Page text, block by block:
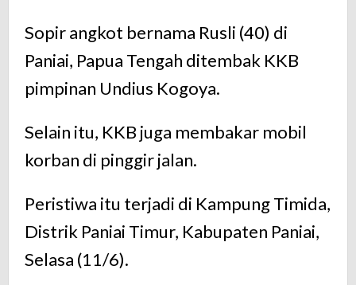
Sopir angkot bernama Rusli (40) di
Paniai, Papua Tengah ditembak KKB
pimpinan Undius Kogoya.
Selain itu, KKB juga membakar mobil
korban di pinggir jalan.
Peristiwa itu terjadi di Kampung Timida,
Distrik Paniai Timur, Kabupaten Paniai,
Selasa (11/6).